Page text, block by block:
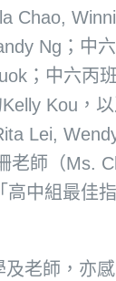
Chao,
Ng；中
；中六丙
Kou，
Lei,
老師（Ms.
高中組最佳
老師，亦